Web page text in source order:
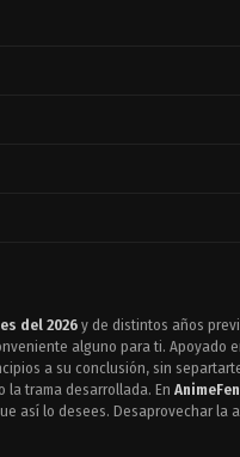
del 2026y de distintos años
alguno para ti. Apoyado
a su conclusión, sin
trama desarrollada. En
así lo desees. Desaprovechar la